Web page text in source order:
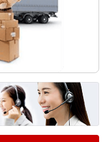
sâu không?
trị vẫn rất trực
mô hình HA không?
phổ biến cho thiết bị
thấp hơn?